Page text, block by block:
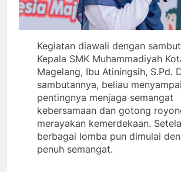
Kegiatan diawali dengan
Kepala SMK Muhammadiyah
Magelang, Ibu Atiningsih, S.Pd.
sambutannya, beliau
pentingnya menjaga semangat
kebersamaan dan gotong
merayakan kemerdekaan.
berbagai lomba pun dimulai
penuh semangat.